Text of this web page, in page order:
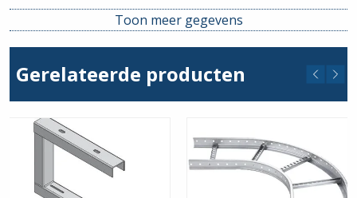
Geschikt voor omgevingen
met max. corrosiegraad
C2
Kleur Geen
Kwaliteitsklasse Overig
3000 mm
Materiaal Staal
Toon meer gegevens
Gerelateerde producten